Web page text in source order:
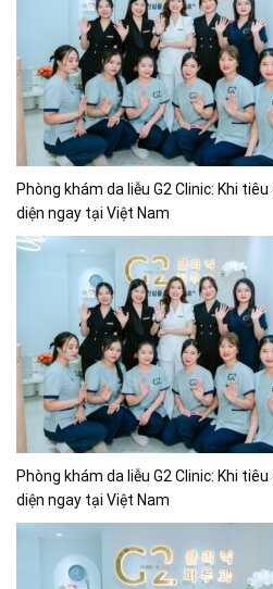
Phòng khám da liễu G2 Clinic: Khi
diện ngay tại Việt Nam
Phòng khám da liễu G2 Clinic: Khi
diện ngay tại Việt Nam